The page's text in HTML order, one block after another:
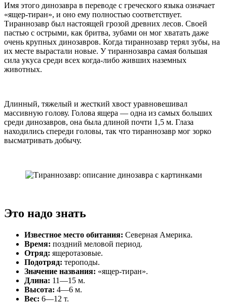
Имя этого динозавра в переводе с греческого языка означает
«ящер-тиран», и оно ему полностью соответствует.
Тираннозавр был настоящей грозой древних лесов. Своей
пастью с острыми, как бритва, зубами он мог хватать даже
очень крупных динозавров. Когда тираннозавр терял зубы, на
их месте вырастали новые. У тираннозавра самая большая
сила укуса среди всех когда-либо живших наземных
животных.
Длинный, тяжелый и жесткий хвост уравновешивал
массивную голову. Голова ящера — одна из самых больших
среди динозавров, она была длиной почти 1,5 м. Глаза
находились спереди головы, так что тираннозавр мог зорко
высматривать добычу.
Это надо знать
Известное место обитания: Северная Америка.
Время: поздний меловой период.
Отряд: ящеротазовые.
Подотряд: тероподы.
Значение названия: «ящер-тиран».
Длина: 11—15 м.
Высота: 4—6 м.
Вес: 6—12 т.